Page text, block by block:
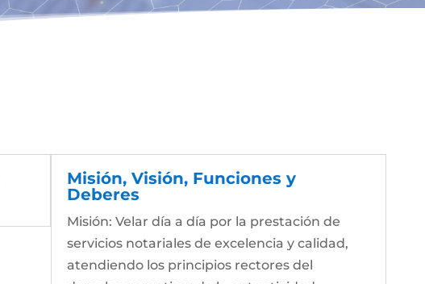
Misión, Visión, Funciones y
Deberes
Misión: Velar día a día por la prestación de
servicios notariales de excelencia y calidad,
atendiendo los principios rectores del